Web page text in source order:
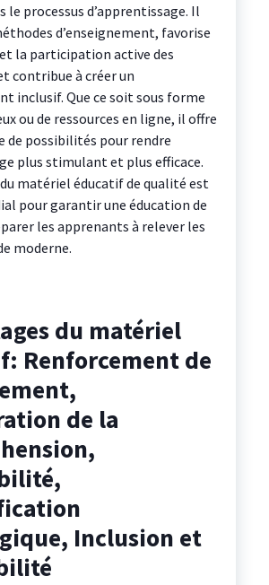
le processus d’apprentissage. Il
d’enseignement, favorise
la participation active des
contribue à créer un
inclusif. Que ce soit sous forme
ou de ressources en ligne, il offre
de possibilités pour rendre
plus stimulant et plus efficace.
matériel éducatif de qualité est
pour garantir une éducation de
les apprenants à relever les
moderne.
du matériel
Renforcement de
de la
Inclusion et